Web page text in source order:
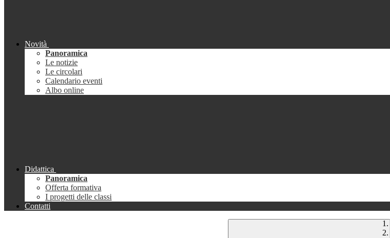
Novità
Panoramica
Le notizie
Le circolari
Calendario eventi
Albo online
Didattica
Panoramica
Offerta formativa
I progetti delle classi
Contatti